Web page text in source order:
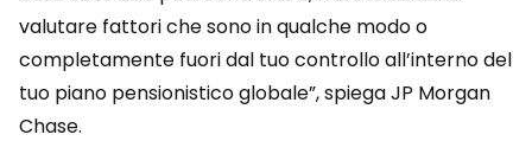
valutare fattori che sono in qualche modo o
completamente fuori dal tuo controllo all’interno del
tuo piano pensionistico globale”, spiega JP Morgan
Chase.